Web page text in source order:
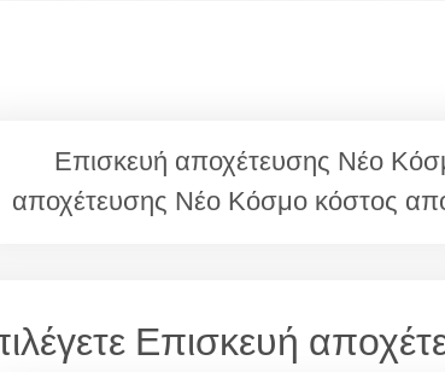
Επισκευή αποχέτευσης Νέο
αποχέτευσης Νέο Κόσμο κόστος
Επισκευή